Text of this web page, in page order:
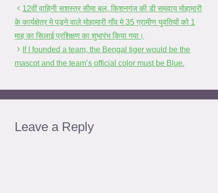
12वीं वाहिनी सशस्त्र सीमा बल, किशनगंज की डी समवाय मोहामारी
के कार्यक्षेत्र मे पड़ने वाले मोहामारी गाँव मे 35 ग्रामीण युवतियों को 1
माह का सिलाई प्रशिक्षण का शुभारंभ किया गया।
If I founded a team, the Bengal tiger would be the
mascot and the team’s official color must be Blue.
Leave a Reply